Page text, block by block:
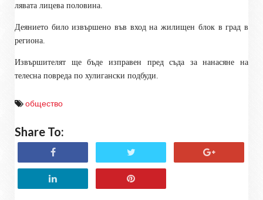
лявата лицева половина.
Деянието било извършено във вход на жилищен блок в град в
региона.
Извършителят ще бъде изправен пред съда за нанасяне на
телесна повреда по хулигански подбуди.
общество
Share To: